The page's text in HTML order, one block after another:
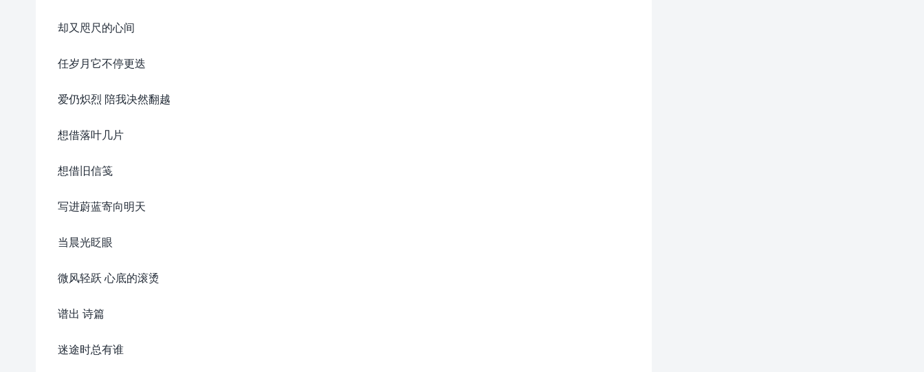
却又咫尺的心间
任岁月它不停更迭
爱仍炽烈 陪我决然翻越
想借落叶几片
想借旧信笺
写进蔚蓝寄向明天
当晨光眨眼
微风轻跃 心底的滚烫
谱出 诗篇
迷途时总有谁